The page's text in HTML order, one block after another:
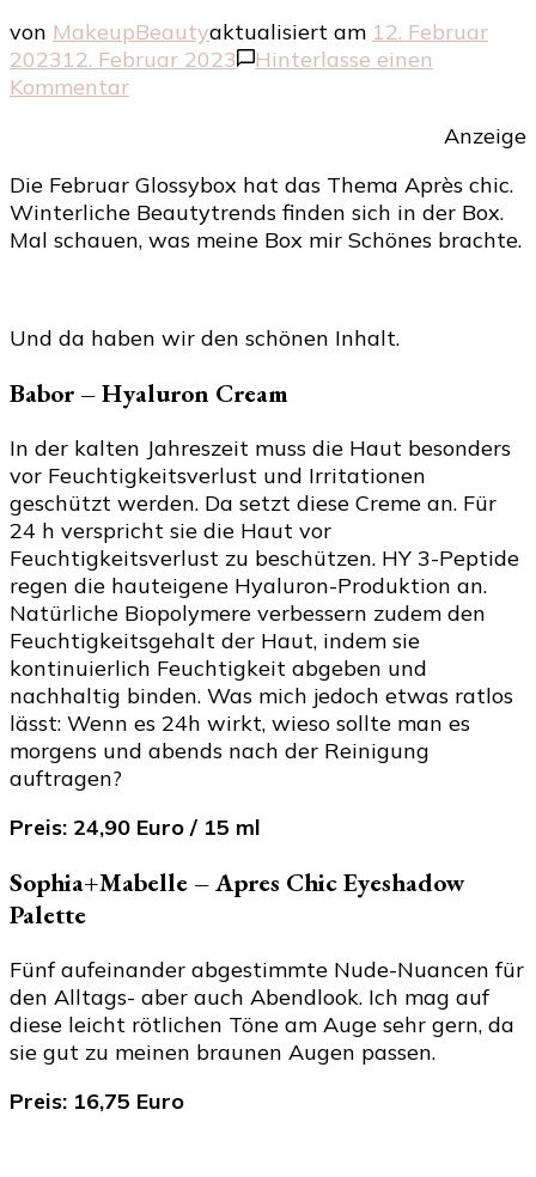
von MakeupBeautyaktualisiert am 12. Februar
202312. Februar 2023
Hinterlasse einen
Kommentarzu
chic
Edition
Anzeige
Die Februar Glossybox hat das Thema Après chic.
Winterliche Beautytrends finden sich in der Box.
Mal schauen, was meine Box mir Schönes brachte.
Und da haben wir den schönen Inhalt.
Babor – Hyaluron Cream
In der kalten Jahreszeit muss die Haut besonders
vor Feuchtigkeitsverlust und Irritationen
geschützt werden. Da setzt diese Creme an. Für
24 h verspricht sie die Haut vor
Feuchtigkeitsverlust zu beschützen. HY 3-Peptide
regen die hauteigene Hyaluron-Produktion an.
Natürliche Biopolymere verbessern zudem den
Feuchtigkeitsgehalt der Haut, indem sie
kontinuierlich Feuchtigkeit abgeben und
nachhaltig binden. Was mich jedoch etwas ratlos
lässt: Wenn es 24h wirkt, wieso sollte man es
morgens und abends nach der Reinigung
auftragen?
Preis: 24,90 Euro / 15 ml
Sophia+Mabelle – Apres Chic Eyeshadow
Palette
Fünf aufeinander abgestimmte Nude-Nuancen für
den Alltags- aber auch Abendlook. Ich mag auf
diese leicht rötlichen Töne am Auge sehr gern, da
sie gut zu meinen braunen Augen passen.
Preis: 16,75 Euro